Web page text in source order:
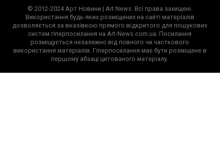
© 2012-2024 Арт Новини | Art News. Всі права захищені.
Використання будь-яких розміщених на сайті матеріалів
дозволяється за вказівкою прямого відкритого для пошукових
систем гіперпосилання на Art-News.com.ua. Посилання
розміщується незалежно від повного чи часткового
використання матеріалів. Гіперпосилання має бути розміщене в
першому абзаці цитованого матеріалу.